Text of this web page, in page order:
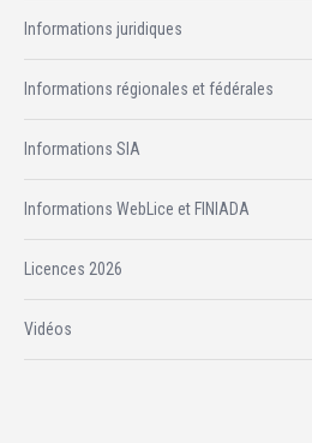
Informations juridiques
Informations régionales et fédérales
Informations SIA
Informations WebLice et FINIADA
Licences 2026
Vidéos